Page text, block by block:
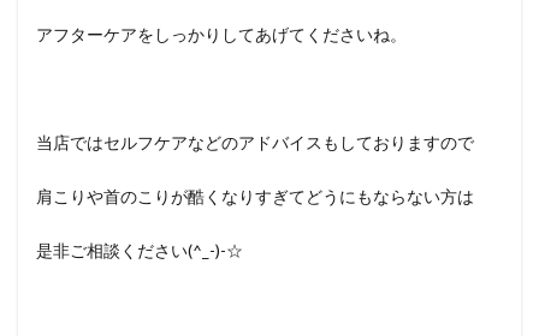
アフターケアをしっかりしてあげてくださいね。
当店ではセルフケアなどのアドバイスもしておりますので
肩こりや首のこりが酷くなりすぎてどうにもならない方は
是非ご相談ください(^_-)-☆